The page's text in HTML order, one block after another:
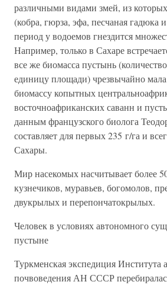
различными видами змей, из
(кобра, гюрза, эфа, песчаная гадюка
период у водоемов гнездится
Например, только в Сахаре
все же биомасса пустынь
единицу площади) чрезвычайно
биомассу копытных
восточноафриканских саванн и
данным французского биолога
составляет для первых 235 г/га и
Сахары.
Мир насекомых насчитывает более
кузнечиков, муравьев, богомолов,
двукрылых и перепончатокрылых.
Человек в условиях автономного
пустыне
Туркменская экспедиция Института
почвоведения АН СССР